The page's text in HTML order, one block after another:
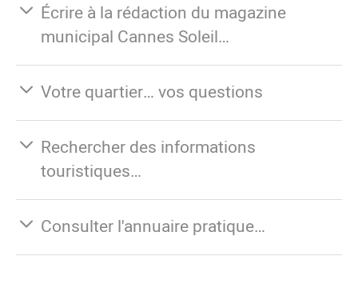
Écrire à la rédaction du magazine
municipal Cannes Soleil…
Votre quartier… vos questions
Rechercher des informations
touristiques…
Consulter l'annuaire pratique…